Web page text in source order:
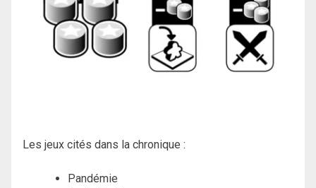
Les jeux cités dans la chronique :
Pandémie